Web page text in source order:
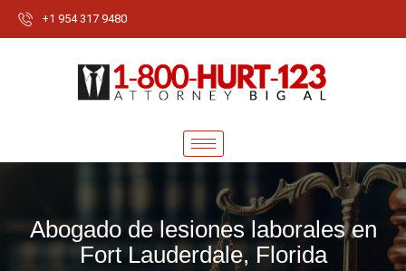
+1 954 317 9480
Abogado de lesiones laborales en
Fort Lauderdale, Florida